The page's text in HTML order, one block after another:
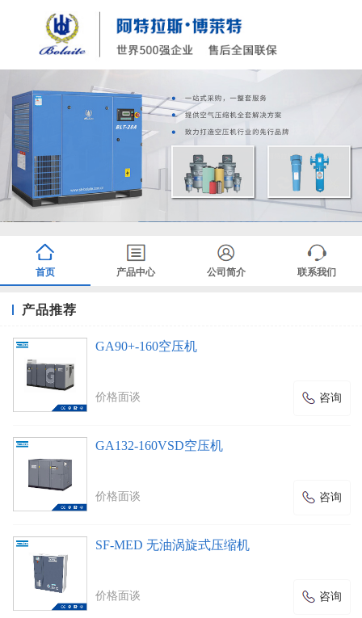
首页 产品中心 公司简介 联系我们
产品推荐
GA90+-160空压机
价格面谈 咨询
GA132-160VSD空压机
价格面谈 咨询
SF-MED 无油涡旋式压缩机
价格面谈 咨询